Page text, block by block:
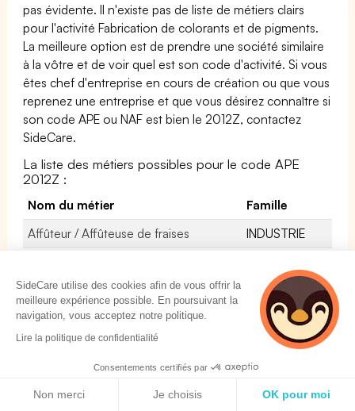
pas évidente. Il n'existe pas de liste de métiers clairs
pour l'activité Fabrication de colorants et de pigments.
La meilleure option est de prendre une société similaire
à la vôtre et de voir quel est son code d'activité. Si vous
êtes chef d'entreprise en cours de création ou que vous
reprenez une entreprise et que vous désirez connaître si
son code APE ou NAF est bien le 2012Z, contactez
SideCare.
La liste des métiers possibles pour le code APE
2012Z :
Nom du métier
Famille
Affûteur / Affûteuse de fraises
INDUSTRIE
MAINTENANCE
Parfumeur / Parfumeuse
INDUSTRIE
Numérique -CN-
Charpentier-monteur industriel / INDUSTRIE
SideCare utilise des cookies afin de vous offrir la
meilleure expérience possible. En poursuivant la
navigation, vous acceptez notre politique.
Lire la politique de confidentialité
Consentements certifiés par
Non merci Je choisis OK pour moi